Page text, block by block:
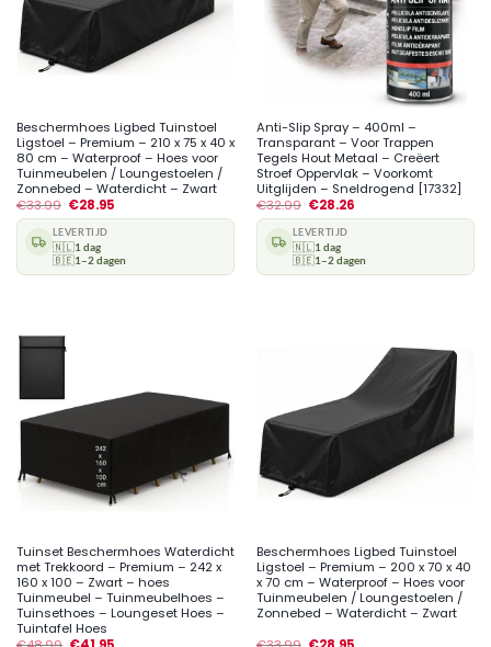
Beschermhoes Ligbed Tuinstoel
Ligstoel – Premium – 210 x 75 x 40 x
80 cm – Waterproof – Hoes voor
Tuinmeubelen / Loungestoelen /
Zonnebed – Waterdicht – Zwart
€33.99 €28.95
LEVERTIJD
🇳🇱1 dag
🇧🇪1–2 dagen
Anti-Slip Spray – 400ml –
Transparant – Voor Trappen
Tegels Hout Metaal – Creëert
Stroef Oppervlak – Voorkomt
Uitglijden – Sneldrogend [17332]
€32.99 €28.26
LEVERTIJD
🇳🇱1 dag
🇧🇪1–2 dagen
Tuinset Beschermhoes Waterdicht
met Trekkoord – Premium – 242 x
160 x 100 – Zwart – hoes
Tuinmeubel – Tuinmeubelhoes –
Tuinsethoes – Loungeset Hoes –
Tuintafel Hoes
Beschermhoes Ligbed Tuinstoel
Ligstoel – Premium – 200 x 70 x 40
x 70 cm – Waterproof – Hoes voor
Tuinmeubelen / Loungestoelen /
Zonnebed – Waterdicht – Zwart